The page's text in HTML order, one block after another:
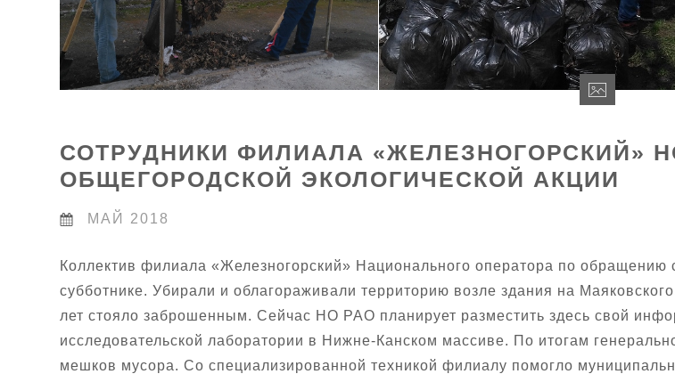
СОТРУДНИКИ ФИЛИАЛА «ЖЕЛЕЗНОГОРСКИЙ»
ОБЩЕГОРОДСКОЙ ЭКОЛОГИЧЕСКОЙ АКЦИИ
МАЙ 2018
Коллектив филиала «Железногорский» Национального оператора по обращению
субботнике. Убирали и облагораживали территорию возле здания на
лет стояло заброшенным. Сейчас НО РАО планирует разместить здесь свой
исследовательской лаборатории в Нижне-Канском массиве. По итогам
мешков мусора. Со специализированной техникой филиалу помогло